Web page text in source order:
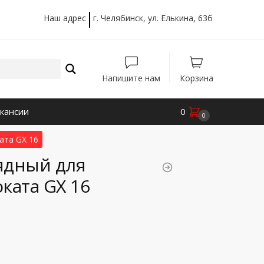
Наш адрес г. Челябинск, ул. Елькина, 63б
Напишите нам Корзина
0 0
GX 16
для
GX 16